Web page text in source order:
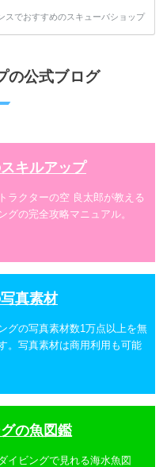
す。 当スクールは、沖縄本島で
読谷村、恩納村、名護市、本部
イビングライセンスをお持ちの
スでおすすめのスキューバショップ
の公式ブログ
キルアップ
ラクターの空 良太郎が教える
グの完全攻略マニュアル。
真素材
グの写真素材数1万点以上を無
。写真素材は商用利用も可能
の魚図鑑
イビングで見れる海水魚図